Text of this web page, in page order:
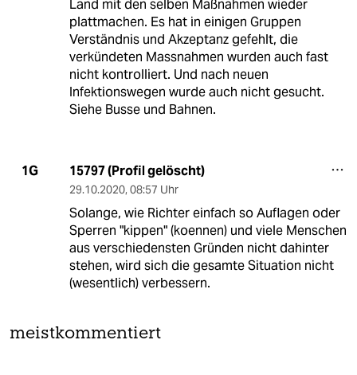
Land mit den selben Maßnahmen wieder
plattmachen. Es hat in einigen Gruppen
Verständnis und Akzeptanz gefehlt, die
verkündeten Massnahmen wurden auch fast
nicht kontrolliert. Und nach neuen
Infektionswegen wurde auch nicht gesucht.
Siehe Busse und Bahnen.
1G 15797 (Profil gelöscht)
29.10.2020, 08:57 Uhr
Solange, wie Richter einfach so Auflagen oder
Sperren "kippen" (koennen) und viele Menschen
aus verschiedensten Gründen nicht dahinter
stehen, wird sich die gesamte Situation nicht
(wesentlich) verbessern.
meistkommentiert